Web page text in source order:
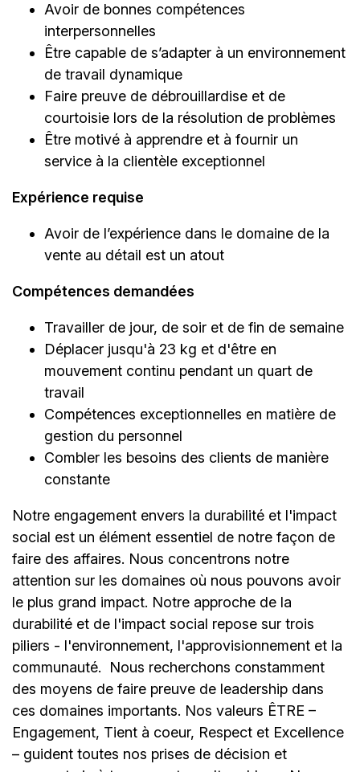
Avoir de bonnes compétences
interpersonnelles
Être capable de s’adapter à un environnement
de travail dynamique
Faire preuve de débrouillardise et de
courtoisie lors de la résolution de problèmes
Être motivé à apprendre et à fournir un
service à la clientèle exceptionnel
Expérience requise
Avoir de l’expérience dans le domaine de la
vente au détail est un atout
Compétences demandées
Travailler de jour, de soir et de fin de semaine
Déplacer jusqu'à 23 kg et d'être en
mouvement continu pendant un quart de
travail
Compétences exceptionnelles en matière de
gestion du personnel
Combler les besoins des clients de manière
constante
Notre engagement envers la durabilité et l'impact
social est un élément essentiel de notre façon de
faire des affaires. Nous concentrons notre
attention sur les domaines où nous pouvons avoir
le plus grand impact. Notre approche de la
durabilité et de l'impact social repose sur trois
piliers - l'environnement, l'approvisionnement et la
communauté.
Nous recherchons constamment
des moyens de faire preuve de leadership dans
ces domaines importants. Nos valeurs ÊTRE –
Engagement, Tient à coeur, Respect et Excellence
– guident toutes nos prises de décision et